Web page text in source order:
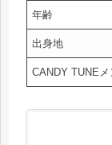
年齢
出身地
CANDY TUNE